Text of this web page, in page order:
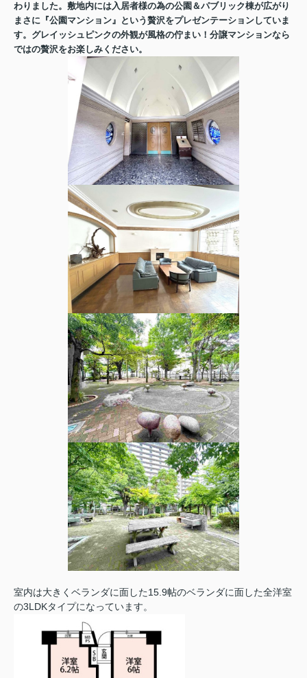
わりました。敷地内には入居者様の為の公園＆パブリック棟が広がり
まさに『公園マンション』という贅沢をプレゼンテーションしていま
す。グレイッシュピンクの外観が風格の佇まい！分譲マンションなら
ではの贅沢をお楽しみください。
室内は大きくベランダに面した15.9帖のベランダに面した全洋室
の3LDKタイプになっています。